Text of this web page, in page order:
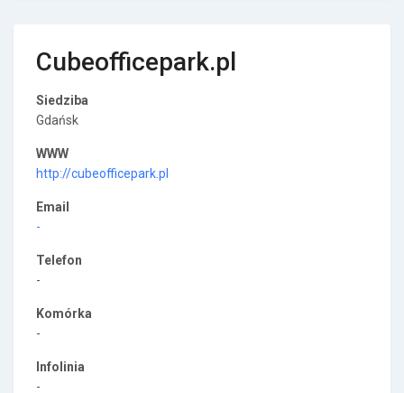
Cubeofficepark.pl
Siedziba
Gdańsk
WWW
http://cubeofficepark.pl
Email
-
Telefon
-
Komórka
-
Infolinia
-